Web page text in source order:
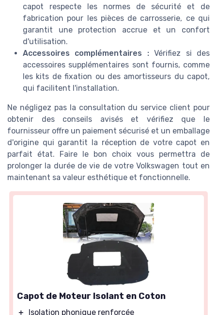
capot respecte les normes de sécurité et de
fabrication pour les pièces de carrosserie, ce qui
garantit une protection accrue et un confort
d'utilisation.
Accessoires complémentaires :Vérifiez si des
accessoires supplémentaires sont fournis, comme
les kits de fixation ou des amortisseurs du capot,
qui facilitent l'installation.
Ne négligez pas la consultation du service client pour
obtenir des conseils avisés et vérifiez que le
fournisseur offre un paiement sécurisé et un emballage
d'origine qui garantit la réception de votre capot en
parfait état. Faire le bon choix vous permettra de
prolonger la durée de vie de votre Volkswagen tout en
maintenant sa valeur esthétique et fonctionnelle.
Capot de Moteur Isolant en Coton
＋ Isolation phonique renforcée